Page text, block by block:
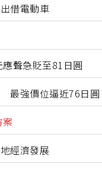
借電動車
聲急貶至81日圓
最強價位逼近76日圓
案
經濟發展